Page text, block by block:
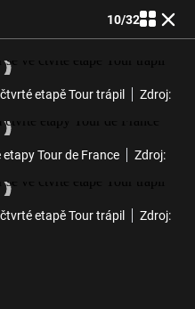
10/32
etapě Tour trápil
Zdroj:
Tour de France
Zdroj:
etapě Tour trápil
Zdroj: